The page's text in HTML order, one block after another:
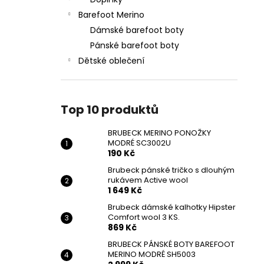
Barefoot Merino
Dámské barefoot boty
Pánské barefoot boty
Dětské oblečení
Top 10 produktů
BRUBECK MERINO PONOŽKY
MODRÉ SC3002U
190 Kč
Brubeck pánské tričko s dlouhým
rukávem Active wool
1 649 Kč
Brubeck dámské kalhotky Hipster
Comfort wool 3 KS.
869 Kč
BRUBECK PÁNSKÉ BOTY BAREFOOT
MERINO MODRÉ SH5003
BRUBECK MERINO PONOŽKY MODRÉ
SC3002U
190 Kč
Původně: 209 Kč